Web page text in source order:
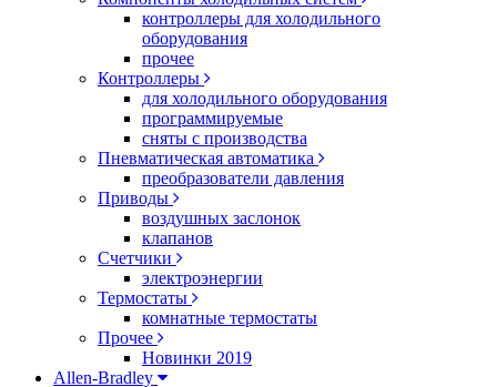
контроллеры для холодильного
оборудования
прочее
Контроллеры
для холодильного оборудования
программируемые
сняты с производства
Пневматическая автоматика
преобразователи давления
Приводы
воздушных заслонок
клапанов
Счетчики
электроэнергии
Термостаты
комнатные термостаты
Прочее
Новинки 2019
Allen-Bradley